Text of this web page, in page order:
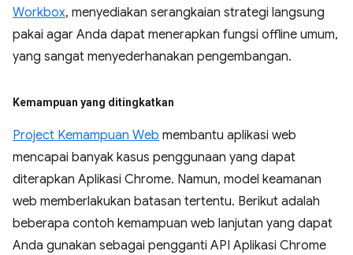
Workbox, menyediakan serangkaian strategi langsung
pakai agar Anda dapat menerapkan fungsi offline umum,
yang sangat menyederhanakan pengembangan.
Kemampuan yang ditingkatkan
Project Kemampuan Web membantu aplikasi web
mencapai banyak kasus penggunaan yang dapat
diterapkan Aplikasi Chrome. Namun, model keamanan
web memberlakukan batasan tertentu. Berikut adalah
beberapa contoh kemampuan web lanjutan yang dapat
Anda gunakan sebagai pengganti API Aplikasi Chrome